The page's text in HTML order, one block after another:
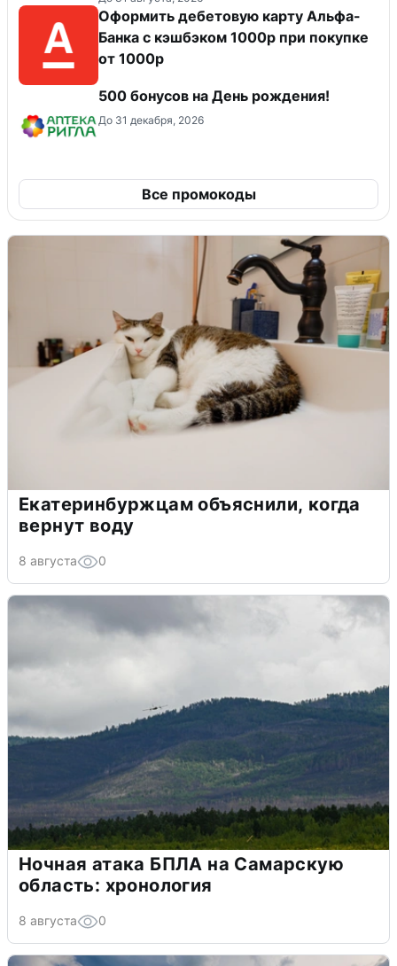
Оформить дебетовую карту Альфа-
Банка с кэшбэком 1000р при покупке
от 1000р
500 бонусов на День рождения!
До 31 декабря, 2026
Все промокоды
Екатеринбуржцам объяснили, когда
вернут воду
8 августа 0
Ночная атака БПЛА на Самарскую
область: хронология
8 августа 0